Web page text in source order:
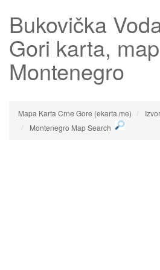
Bukovička
Gori karta, map
Montenegro
Mapa Karta Crne Gore (ekarta.me)
Montenegro Map Search